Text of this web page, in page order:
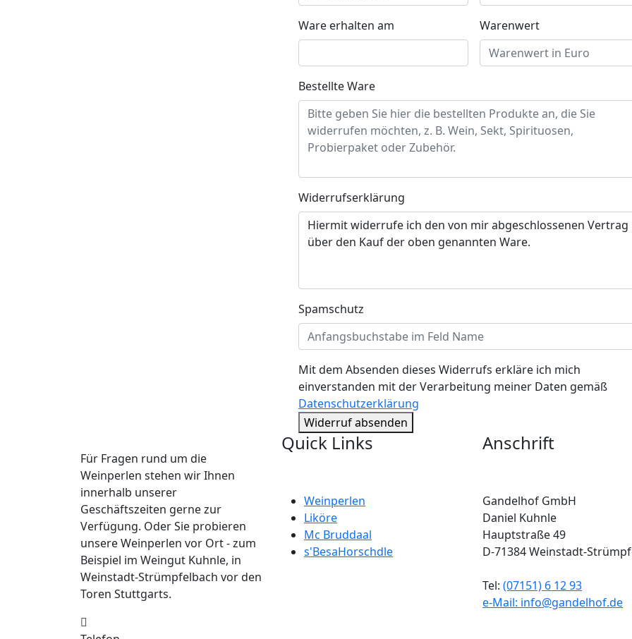
Ware erhalten am Warenwert
Bestellte Ware
Widerrufserklärung
Spamschutz
Mit dem Absenden dieses Widerrufs erkläre ich mich
einverstanden mit der Verarbeitung meiner Daten gemäß
Datenschutzerklärung
Widerruf absenden
Für Fragen rund um die
Weinperlen stehen wir Ihnen
innerhalb unserer
Geschäftszeiten gerne zur
Verfügung. Oder Sie probieren
unsere Weinperlen vor Ort - zum
Beispiel im Weingut Kuhnle, in
Weinstadt-Strümpfelbach vor den
Toren Stuttgarts.
Quick Links
Weinperlen
Liköre
Mc Bruddaal
s'BesaHorschdle
Anschrift
Gandelhof GmbH
Daniel Kuhnle
Hauptstraße 49
D-71384 Weinstadt-
Tel: (07151) 6 12 93
e-Mail: info@gandelhof.de